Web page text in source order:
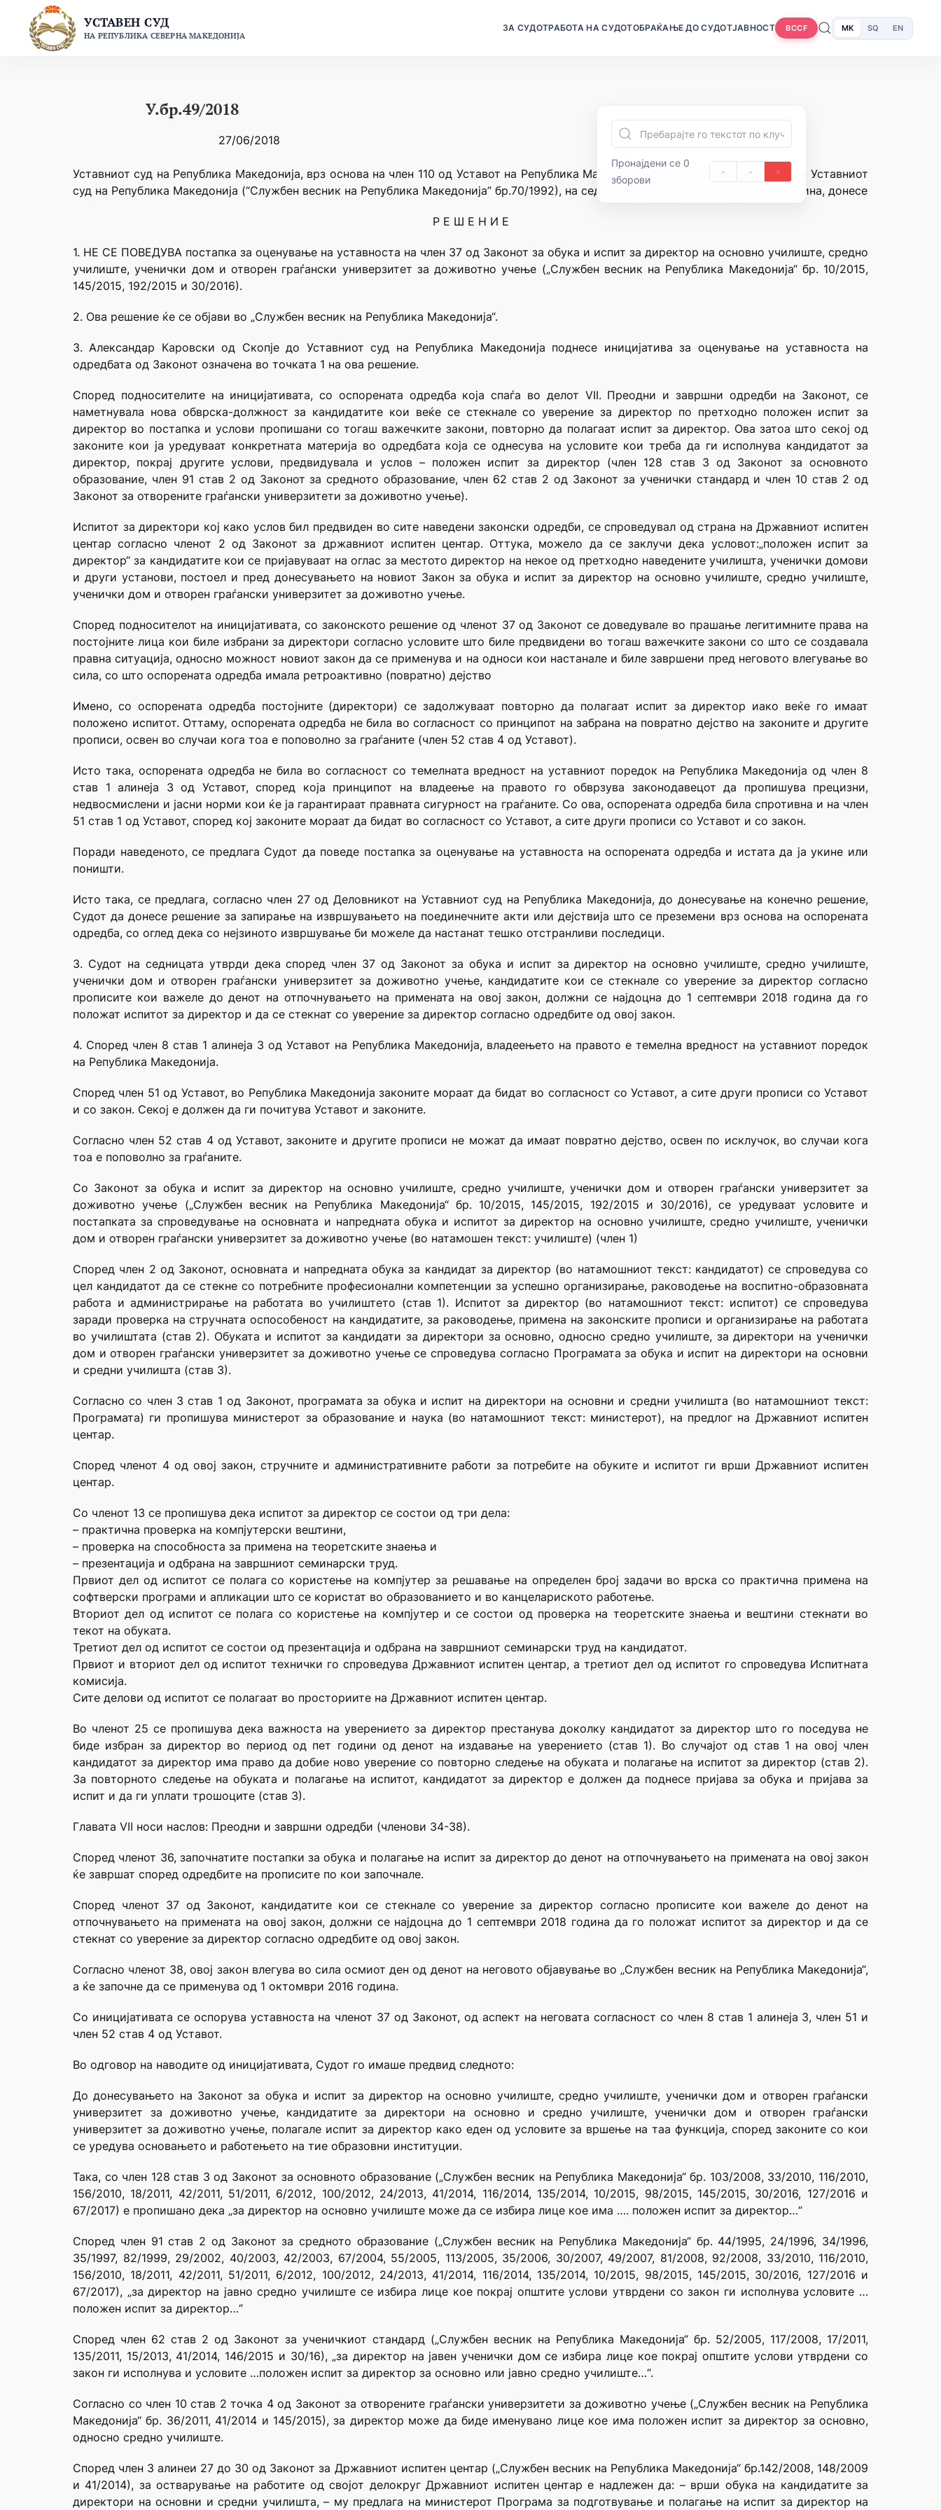
content
УСТАВЕН СУД
НА РЕПУБЛИКА СЕВЕРНА МАКЕДОНИЈА
ЗА СУДОТРАБОТА НА СУДОТОБРАЌАЊЕ ДО СУДОТЈАВНОСТ BCCF MK SQ EN
У.бр.49/2018
27/06/2018
Пронајдени се 0
зборови
Уставниот суд на Република Македонија, врз основа на член 110 од Уставот на Република Македонија и член 71 од Деловникот на Уставниот
суд на Република Македонија (“Службен весник на Република Македонија” бр.70/1992), на седницата одржана на 27 јуни 2018 година, донесе
Р Е Ш Е Н И Е
1. НЕ СЕ ПОВЕДУВА постапка за оценување на уставноста на член 37 од Законот за обука и испит за директор на основно училиште, средно
училиште, ученички дом и отворен граѓански универзитет за доживотно учење („Службен весник на Република Македонија“ бр. 10/2015,
145/2015, 192/2015 и 30/2016).
2. Ова решение ќе се објави во „Службен весник на Република Македонија“.
3. Александар Каровски од Скопје до Уставниот суд на Република Македонија поднесе иницијатива за оценување на уставноста на
одредбата од Законот означена во точката 1 на ова решение.
Според подносителите на иницијативата, со оспорената одредба која спаѓа во делот VII. Преодни и завршни одредби на Законот, се
наметнувала нова обврска-должност за кандидатите кои веќе се стекнале со уверение за директор по претходно положен испит за
директор во постапка и услови пропишани со тогаш важечките закони, повторно да полагаат испит за директор. Ова затоа што секој од
законите кои ја уредуваат конкретната материја во одредбата која се однесува на условите кои треба да ги исполнува кандидатот за
директор, покрај другите услови, предвидувала и услов – положен испит за директор (член 128 став 3 од Законот за основното
образование, член 91 став 2 од Законот за средното образование, член 62 став 2 од Законот за ученички стандард и член 10 став 2 од
Законот за отворените граѓански универзитети за доживотно учење).
Испитот за директори кој како услов бил предвиден во сите наведени законски одредби, се спроведувал од страна на Државниот испитен
центар согласно членот 2 од Законот за државниот испитен центар. Оттука, можело да се заклучи дека условот:„положен испит за
директор“ за кандидатите кои се пријавуваат на оглас за местото директор на некое од претходно наведените училишта, ученички домови
и други установи, постоел и пред донесувањето на новиот Закон за обука и испит за директор на основно училиште, средно училиште,
ученички дом и отворен граѓански универзитет за доживотно учење.
Според подносителот на иницијативата, со законското решение од членот 37 од Законот се доведувале во прашање легитимните права на
постојните лица кои биле избрани за директори согласно условите што биле предвидени во тогаш важечките закони со што се создавала
правна ситуација, односно можност новиот закон да се применува и на односи кои настанале и биле завршени пред неговото влегување во
сила, со што оспорената одредба имала ретроактивно (повратно) дејство
Имено, со оспорената одредба постојните (директори) се задолжуваат повторно да полагаат испит за директор иако веќе го имаат
положено испитот. Оттаму, оспорената одредба не била во согласност со принципот на забрана на повратно дејство на законите и другите
прописи, освен во случаи кога тоа е поповолно за граѓаните (член 52 став 4 од Уставот).
Исто така, оспорената одредба не била во согласност со темелната вредност на уставниот поредок на Република Македонија од член 8
став 1 алинеја 3 од Уставот, според која принципот на владеење на правото го обврзува законодавецот да пропишува прецизни,
недвосмислени и јасни норми кои ќе ја гарантираат правната сигурност на граѓаните. Со ова, оспорената одредба била спротивна и на член
51 став 1 од Уставот, според кој законите мораат да бидат во согласност со Уставот, а сите други прописи со Уставот и со закон.
Поради наведеното, се предлага Судот да поведе постапка за оценување на уставноста на оспорената одредба и истата да ја укине или
поништи.
Исто така, се предлага, согласно член 27 од Деловникот на Уставниот суд на Република Македонија, до донесување на конечно решение,
Судот да донесе решение за запирање на извршувањето на поединечните акти или дејствија што се преземени врз основа на оспорената
одредба, со оглед дека со нејзиното извршување би можеле да настанат тешко отстранливи последици.
3. Судот на седницата утврди дека според член 37 од Законот за обука и испит за директор на основно училиште, средно училиште,
ученички дом и отворен граѓански универзитет за доживотно учење, кандидатите кои се стекнале со уверение за директор согласно
прописите кои важеле до денот на отпочнувањето на примената на овој закон, должни се најдоцна до 1 септември 2018 година да го
положат испитот за директор и да се стекнат со уверение за директор согласно одредбите од овој закон.
4. Според член 8 став 1 алинеја 3 од Уставот на Република Македонија, владеењето на правото е темелна вредност на уставниот поредок
на Република Македонија.
Според член 51 од Уставот, во Република Македонија законите мораат да бидат во согласност со Уставот, а сите други прописи со Уставот
и со закон. Секој е должен да ги почитува Уставот и законите.
Согласно член 52 став 4 од Уставот, законите и другите прописи не можат да имаат повратно дејство, освен по исклучок, во случаи кога
тоа е поповолно за граѓаните.
Со Законот за обука и испит за директор на основно училиште, средно училиште, ученички дом и отворен граѓански универзитет за
доживотно учење („Службен весник на Република Македонија“ бр. 10/2015, 145/2015, 192/2015 и 30/2016), се уредуваат условите и
постапката за спроведување на основната и напредната обука и испитот за директор на основно училиште, средно училиште, ученички
дом и отворен граѓански универзитет за доживотно учење (во натамошен текст: училиште) (член 1)
Според член 2 од Законот, основната и напредната обука за кандидат за директор (во натамошниот текст: кандидатот) се спроведува со
цел кандидатот да се стекне со потребните професионални компетенции за успешно организирање, раководење на воспитно-образовната
работа и администрирање на работата во училиштето (став 1). Испитот за директор (во натамошниот текст: испитот) се спроведува
заради проверка на стручната оспособеност на кандидатите, за раководење, примена на законските прописи и организирање на работата
во училиштата (став 2). Обуката и испитот за кандидати за директори за основно, односно средно училиште, за директори на ученички
дом и отворен граѓански универзитет за доживотно учење се спроведува согласно Програмата за обука и испит на директори на основни
и средни училишта (став 3).
Согласно со член 3 став 1 од Законот, програмата за обука и испит на директори на основни и средни училишта (во натамошниот текст:
Програмата) ги пропишува министерот за образование и наука (во натамошниот текст: министерот), на предлог на Државниот испитен
центар.
Според членот 4 од овој закон, стручните и административните работи за потребите на обуките и испитот ги врши Државниот испитен
центар.
Со членот 13 се пропишува дека испитот за директор се состои од три дела:
– практична проверка на компјутерски вештини,
– проверка на способноста за примена на теоретските знаења и
– презентација и одбрана на завршниот семинарски труд.
Првиот дел од испитот се полага со користење на компјутер за решавање на определен број задачи во врска со практична примена на
софтверски програми и апликации што се користат во образованието и во канцелариското работење.
Вториот дел од испитот се полага со користење на компјутер и се состои од проверка на теоретските знаења и вештини стекнати во
текот на обуката.
Третиот дел од испитот се состои од презентација и одбрана на завршниот семинарски труд на кандидатот.
Првиот и вториот дел од испитот технички го спроведува Државниот испитен центар, а третиот дел од испитот го спроведува Испитната
комисија.
Сите делови од испитот се полагаат во просториите на Државниот испитен центар.
Во членот 25 се пропишува дека важноста на уверението за директор престанува доколку кандидатот за директор што го поседува не
биде избран за директор во период од пет години од денот на издавање на уверението (став 1). Во случајот од став 1 на овој член
кандидатот за директор има право да добие ново уверение со повторно следење на обуката и полагање на испитот за директор (став 2).
За повторното следење на обуката и полагање на испитот, кандидатот за директор е должен да поднесе пријава за обука и пријава за
испит и да ги уплати трошоците (став 3).
Главата VII носи наслов: Преодни и завршни одредби (членови 34-38).
Според членот 36, започнатите постапки за обука и полагање на испит за директор до денот на отпочнувањето на примената на овој закон
ќе завршат според одредбите на прописите по кои започнале.
Според членот 37 од Законот, кандидатите кои се стекнале со уверение за директор согласно прописите кои важеле до денот на
отпочнувањето на примената на овој закон, должни се најдоцна до 1 септември 2018 година да го положат испитот за директор и да се
стекнат со уверение за директор согласно одредбите од овој закон.
Согласно членот 38, овој закон влегува во сила осмиот ден од денот на неговото објавување во „Службен весник на Република Македонија“,
а ќе започне да се применува од 1 октомври 2016 година.
Со иницијативата се оспорува уставноста на членот 37 од Законот, од аспект на неговата согласност со член 8 став 1 алинеја 3, член 51 и
член 52 став 4 од Уставот.
Во одговор на наводите од иницијативата, Судот го имаше предвид следното:
До донесувањето на Законот за обука и испит за директор на основно училиште, средно училиште, ученички дом и отворен граѓански
универзитет за доживотно учење, кандидатите за директори на основно и средно училиште, ученички дом и отворен граѓански
универзитет за доживотно учење, полагале испит за директор како еден од условите за вршење на таа функција, според законите со кои
се уредува основањето и работењето на тие образовни институции.
Така, со член 128 став 3 од Законот за основното образование („Службен весник на Република Македонија“ бр. 103/2008, 33/2010, 116/2010,
156/2010, 18/2011, 42/2011, 51/2011, 6/2012, 100/2012, 24/2013, 41/2014, 116/2014, 135/2014, 10/2015, 98/2015, 145/2015, 30/2016, 127/2016 и
67/2017) е пропишано дека „за директор на основно училиште може да се избира лице кое има …. положен испит за директор…“
Според член 91 став 2 од Законот за средното образование („Службен весник на Република Македонија“ бр. 44/1995, 24/1996, 34/1996,
35/1997, 82/1999, 29/2002, 40/2003, 42/2003, 67/2004, 55/2005, 113/2005, 35/2006, 30/2007, 49/2007, 81/2008, 92/2008, 33/2010, 116/2010,
156/2010, 18/2011, 42/2011, 51/2011, 6/2012, 100/2012, 24/2013, 41/2014, 116/2014, 135/2014, 10/2015, 98/2015, 145/2015, 30/2016, 127/2016 и
67/2017), „за директор на јавно средно училиште се избира лице кое покрај општите услови утврдени со закон ги исполнува условите …
положен испит за директор…“
Според член 62 став 2 од Законот за ученичкиот стандард („Службен весник на Република Македонија“ бр. 52/2005, 117/2008, 17/2011,
135/2011, 15/2013, 41/2014, 146/2015 и 30/16), „за директор на јавен ученички дом се избира лице кое покрај општите услови утврдени со
закон ги исполнува и условите …положен испит за директор за основно или јавно средно училиште…“.
Согласно со член 10 став 2 точка 4 од Законот за отворените граѓански универзитети за доживотно учење („Службен весник на Република
Македонија“ бр. 36/2011, 41/2014 и 145/2015), за директор може да биде именувано лице кое има положен испит за директор за основно,
односно средно училиште.
Според член 3 алинеи 27 до 30 од Законот за Државниот испитен центар („Службен весник на Република Македонија“ бр.142/2008, 148/2009
и 41/2014), за остварување на работите од својот делокруг Државниот испитен центар е надлежен да: – врши обука на кандидатите за
директори на основни и средни училишта, – му предлага на министерот Програма за подготвување и полагање на испит за директор на